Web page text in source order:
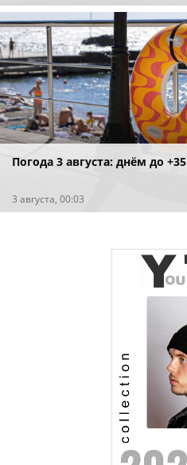
Погода 3 августа: днём до +35
3 августа, 00:03